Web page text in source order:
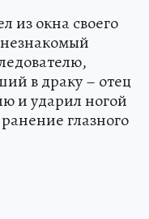
из окна своего
в драку – отец
и ударил ногой
глазного